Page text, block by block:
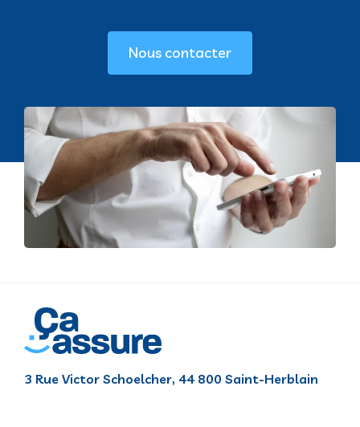
Nous contacter
3 Rue Victor Schoelcher, 44 800 Saint-Herblain